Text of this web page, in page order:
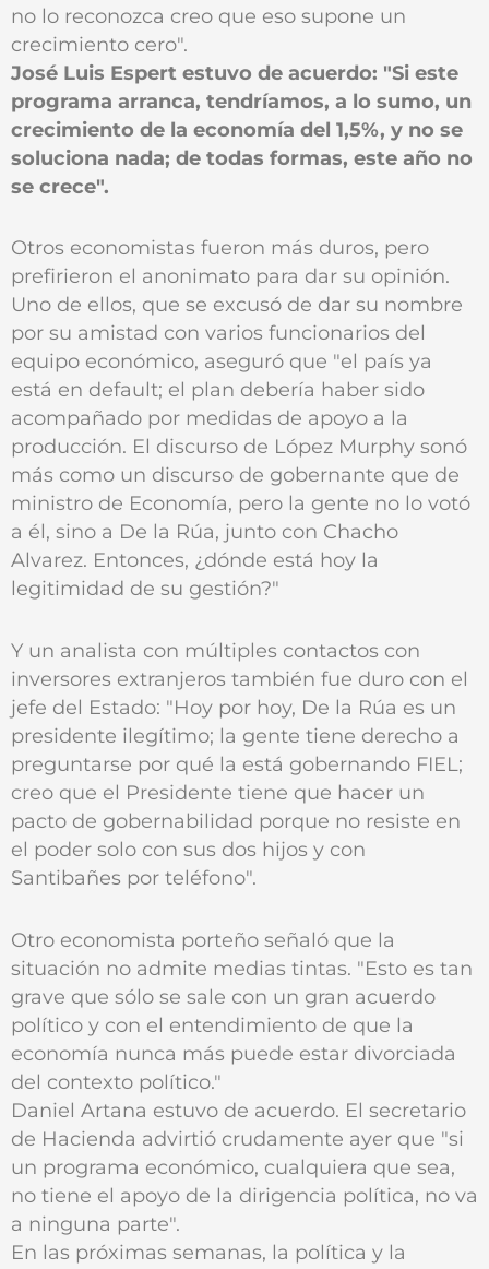
no lo reconozca creo que eso supone un
crecimiento cero".
José Luis Espert estuvo de acuerdo: "Si este
programa arranca, tendríamos, a lo sumo, un
crecimiento de la economía del 1,5%, y no se
soluciona nada; de todas formas, este año no
se crece".
Otros economistas fueron más duros, pero
prefirieron el anonimato para dar su opinión.
Uno de ellos, que se excusó de dar su nombre
por su amistad con varios funcionarios del
equipo económico, aseguró que "el país ya
está en default; el plan debería haber sido
acompañado por medidas de apoyo a la
producción. El discurso de López Murphy sonó
más como un discurso de gobernante que de
ministro de Economía, pero la gente no lo votó
a él, sino a De la Rúa, junto con Chacho
Alvarez. Entonces, ¿dónde está hoy la
legitimidad de su gestión?"
Y un analista con múltiples contactos con
inversores extranjeros también fue duro con el
jefe del Estado: "Hoy por hoy, De la Rúa es un
presidente ilegítimo; la gente tiene derecho a
preguntarse por qué la está gobernando FIEL;
creo que el Presidente tiene que hacer un
pacto de gobernabilidad porque no resiste en
el poder solo con sus dos hijos y con
Santibañes por teléfono".
Otro economista porteño señaló que la
situación no admite medias tintas. "Esto es tan
grave que sólo se sale con un gran acuerdo
político y con el entendimiento de que la
economía nunca más puede estar divorciada
del contexto político."
Daniel Artana estuvo de acuerdo. El secretario
de Hacienda advirtió crudamente ayer que "si
un programa económico, cualquiera que sea,
no tiene el apoyo de la dirigencia política, no va
a ninguna parte".
En las próximas semanas, la política y la